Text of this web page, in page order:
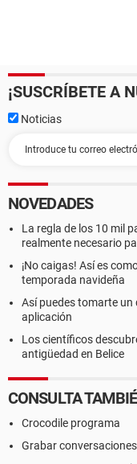
¡SUSCRÍBETE A
Noticias
NOVEDADES
La regla de los 10 mil
realmente necesario
¡No caigas! Así es
temporada navideña
Así puedes tomarte un
aplicación
Los científicos
antigüedad en Belice
CONSULTA
Crocodile programa
Grabar